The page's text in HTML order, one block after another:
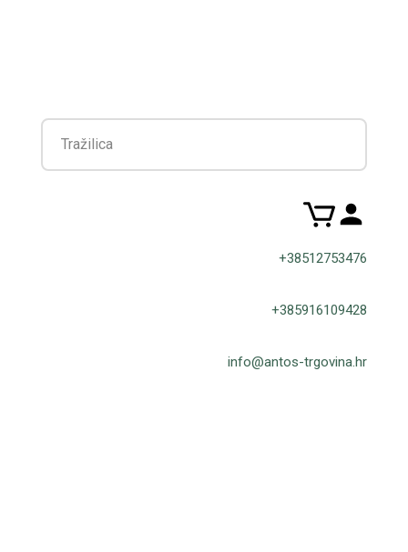
+38512753476
+385916109428
info@antos-trgovina.hr